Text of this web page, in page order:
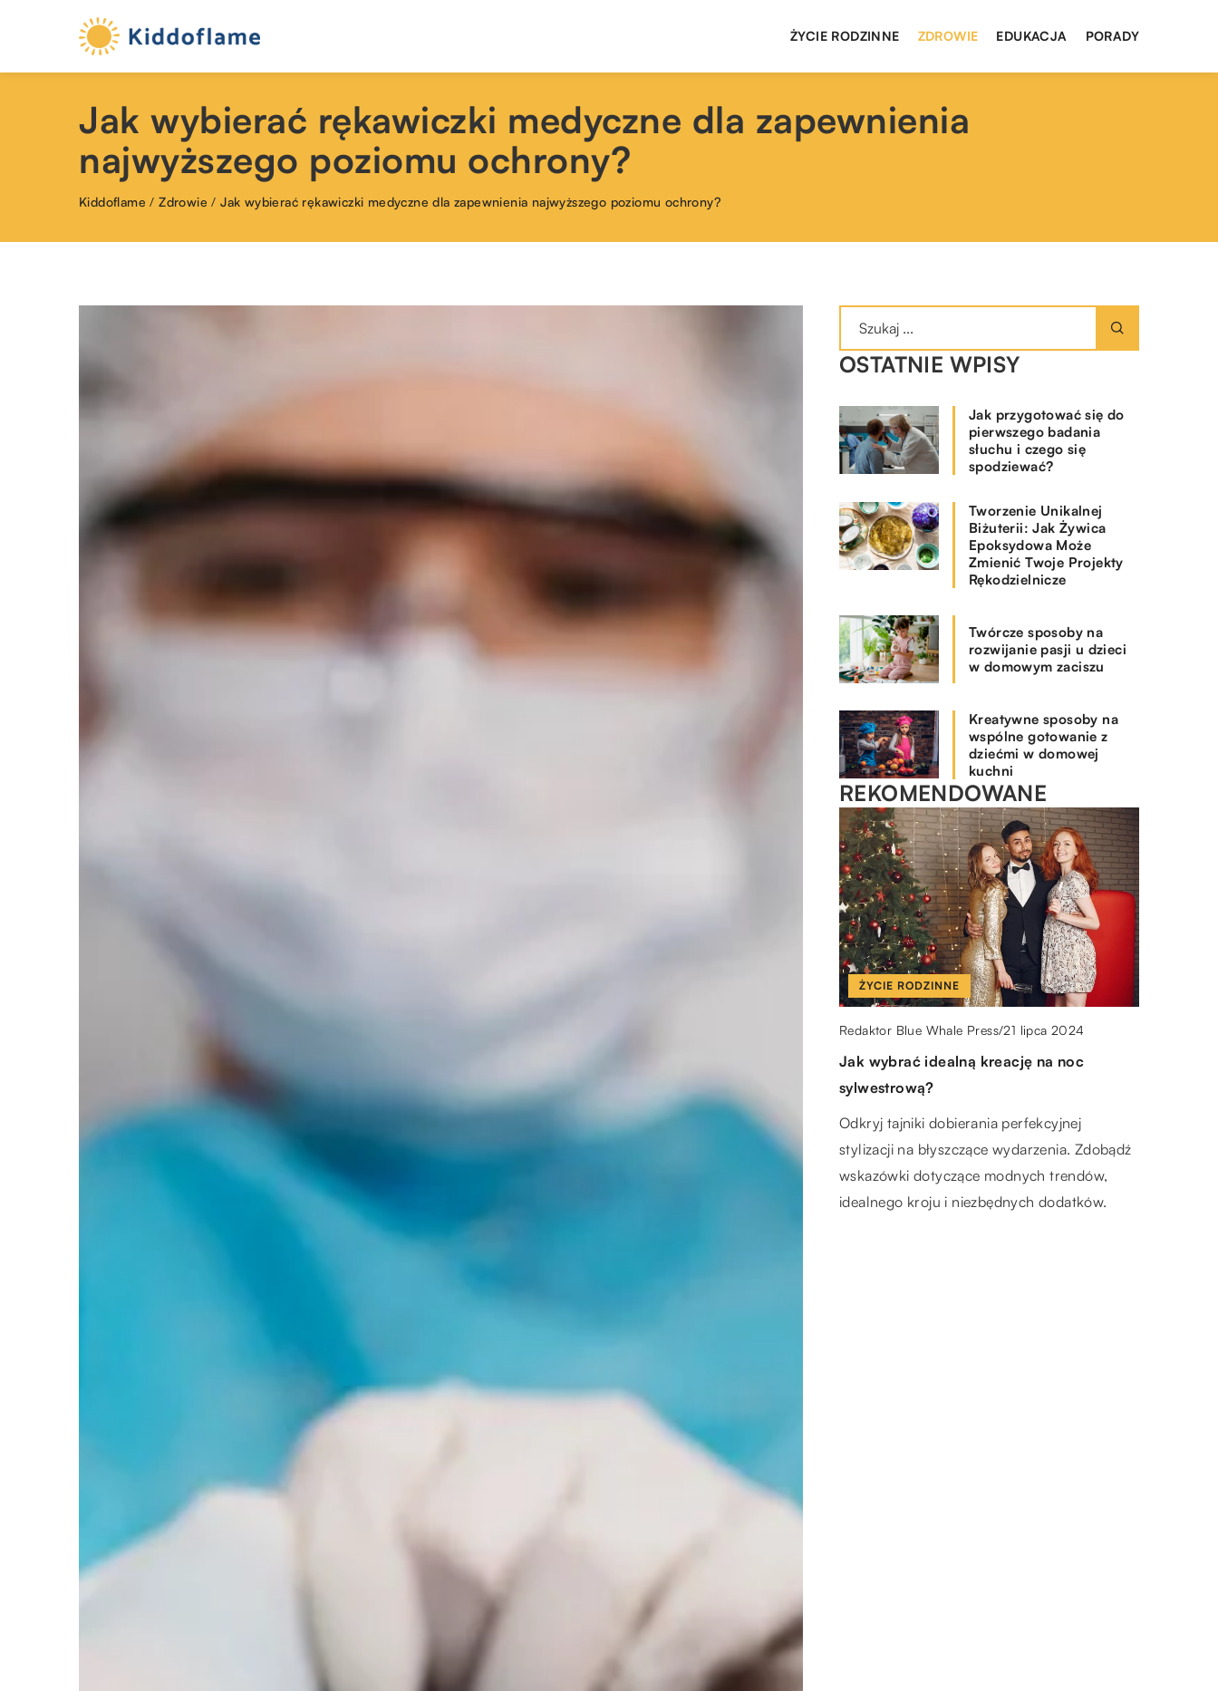
ŻYCIE RODZINNE ZDROWIE EDUKACJA PORADY
Jak wybierać rękawiczki medyczne dla zapewnienia
najwyższego poziomu ochrony?
Kiddoflame /Zdrowie /Jak wybierać rękawiczki medyczne dla zapewnienia najwyższego poziomu ochrony?
OSTATNIE WPISY
Jak przygotować się do
pierwszego badania
słuchu i czego się
spodziewać?
Tworzenie Unikalnej
Biżuterii: Jak Żywica
Epoksydowa Może
Zmienić Twoje Projekty
Rękodzielnicze
Twórcze sposoby na
rozwijanie pasji u dzieci
w domowym zaciszu
Kreatywne sposoby na
wspólne gotowanie z
dziećmi w domowej
kuchni
REKOMENDOWANE
ŻYCIE RODZINNE
Redaktor Blue Whale Press/19 marca 2026
Jak wybrać idealny parasol, który
przetrwa każdą pogodę?
Dowiedz się, jak wybrać odporny na każdą
pogodę parasol, poznając kluczowe cechy,
na które warto zwrócić uwagę. Nie daj się
zaskoczyć deszczowej aurze i zainwestuj w
ŻYCIE RODZINNE
Redaktor Blue Whale Press/21 lipca 2024
Jak wybrać idealną kreację na noc
sylwestrową?
Odkryj tajniki dobierania perfekcyjnej
stylizacji na błyszczące wydarzenia. Zdobądź
wskazówki dotyczące modnych trendów,
idealnego kroju i niezbędnych dodatków.
PORADY
kiddoflame/6 kwietnia 2023
Jak przechowywać przetwory? Porady i
inspiracje
Zastanawiasz się, gdzie można
przechowywać domowe przetwory? Nie
musisz mieć piwnicy, by z powodzeniem
utrzymać ich świeżość. Sprawdź nasze